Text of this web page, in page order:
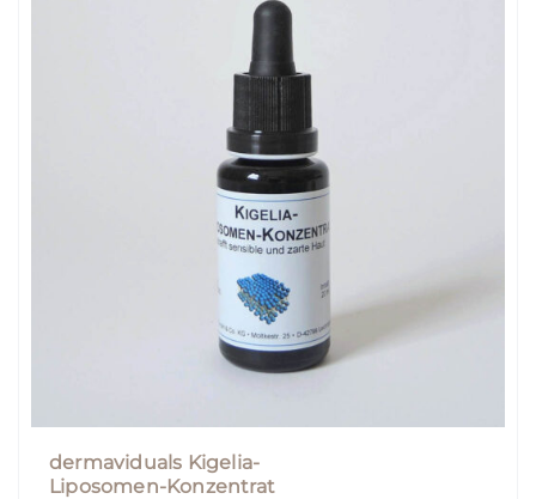
dermaviduals Kigelia-
Liposomen-Konzentrat